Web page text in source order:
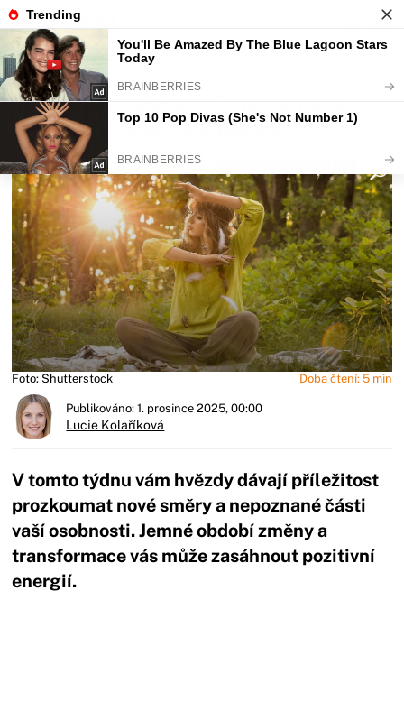
Fajntip.cz Horoskopy a zvěrokruhy
Týdenní horoskop: Objevte nové
horizonty i v sobě samých
Foto: Shutterstock Doba čtení: 5 min
Publikováno: 1. prosince 2025, 00:00
Lucie Kolaříková
V tomto týdnu vám hvězdy dávají příležitost
prozkoumat nové směry a nepoznané části
vaší osobnosti. Jemné období změny a
transformace vás může zasáhnout pozitivní
energií.